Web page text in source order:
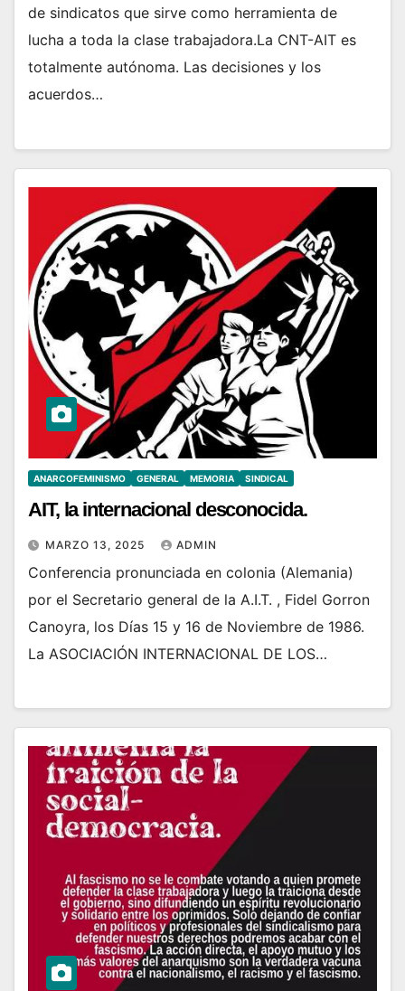
de sindicatos que sirve como herramienta de
lucha a toda la clase trabajadora.La CNT-AIT es
totalmente autónoma. Las decisiones y los
acuerdos…
ANARCOFEMINISMO GENERAL MEMORIA SINDICAL
AIT, la internacional desconocida.
MARZO 13, 2025 ADMIN
Conferencia pronunciada en colonia (Alemania)
por el Secretario general de la A.I.T. , Fidel Gorron
Canoyra, los Días 15 y 16 de Noviembre de 1986.
La ASOCIACIÓN INTERNACIONAL DE LOS…